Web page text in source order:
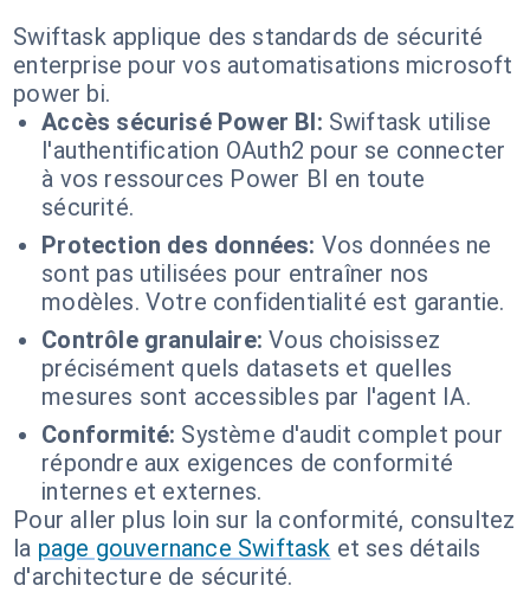
Swiftask applique des standards de sécurité
enterprise pour vos automatisations microsoft
power bi.
Accès sécurisé Power BI: Swiftask utilise
l'authentification OAuth2 pour se connecter
à vos ressources Power BI en toute
sécurité.
Protection des données: Vos données ne
sont pas utilisées pour entraîner nos
modèles. Votre confidentialité est garantie.
Contrôle granulaire: Vous choisissez
précisément quels datasets et quelles
mesures sont accessibles par l'agent IA.
Conformité: Système d'audit complet pour
répondre aux exigences de conformité
internes et externes.
Pour aller plus loin sur la conformité, consultez
la page gouvernance Swiftask et ses détails
d'architecture de sécurité.